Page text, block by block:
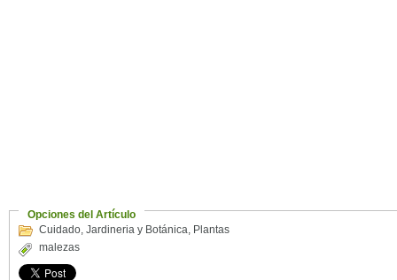
Opciones del Artículo
Cuidado, Jardineria y Botánica, Plantas
malezas